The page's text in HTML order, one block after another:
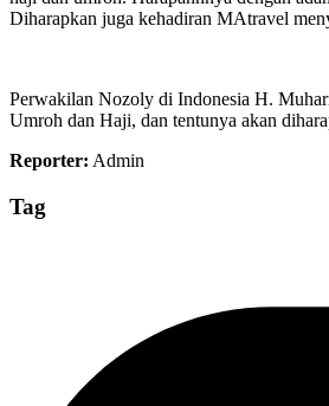
Diharapkan juga kehadiran MAtravel
Perwakilan Nozoly di Indonesia H.
Umroh dan Haji, dan tentunya akan
Reporter: Admin
Tag